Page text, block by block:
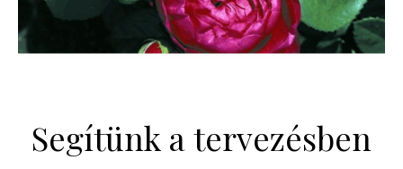
Segítünk a tervezésben